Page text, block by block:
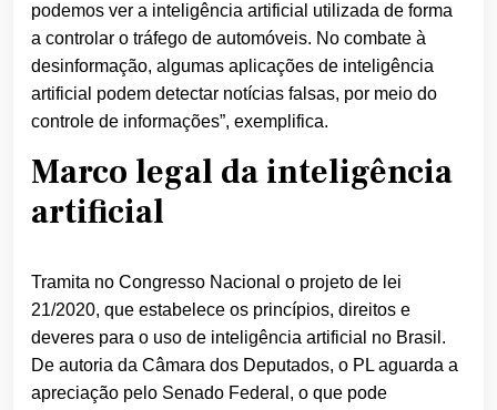
podemos ver a inteligência artificial utilizada de forma
a controlar o tráfego de automóveis. No combate à
desinformação, algumas aplicações de inteligência
artificial podem detectar notícias falsas, por meio do
controle de informações”, exemplifica.
Marco legal da inteligência
artificial
Tramita no Congresso Nacional o projeto de lei
21/2020, que estabelece os princípios, direitos e
deveres para o uso de inteligência artificial no Brasil.
De autoria da Câmara dos Deputados, o PL aguarda a
apreciação pelo Senado Federal, o que pode